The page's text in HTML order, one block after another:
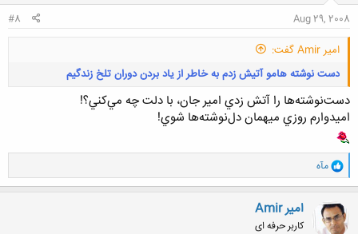
Aug 29, 2008
#8
امیر Amir گفت:
دست نوشته هامو آتیش زدم به خاطر از یاد بردن دوران تلخ زندگیم
کلیک کنید تا باز شود...
دست‌نوشته‌ها را آتش زدي امير جان، با دلت‌ چه مي‌کني؟!
اميدوارم روزي ميهمان دل‌نوشته‌ها شوي!
و
ا
ک
ن
ش
ه
مآه
امیر Amir
کاربر حرفه ای